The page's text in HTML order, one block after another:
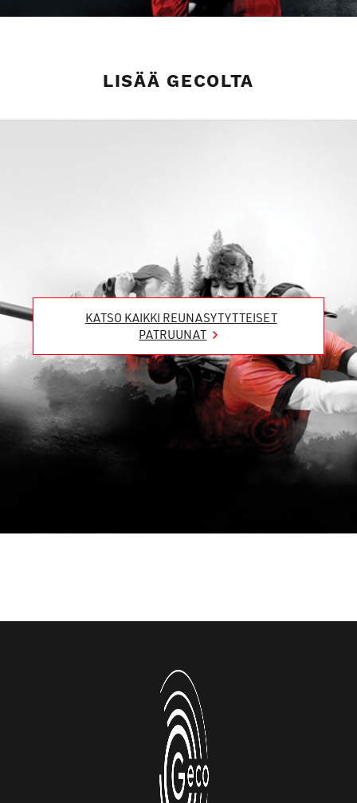
LISÄÄ GECOLTA
KATSO KAIKKI REUNASYTYTTEISET
PATRUUNAT